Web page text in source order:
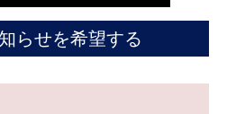
ューダー パネライ
らせを希望する